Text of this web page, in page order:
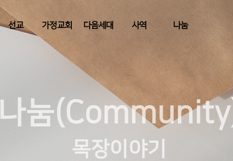
선교 가정교회 다음세대 사역 나눔
나눔
목장이야기